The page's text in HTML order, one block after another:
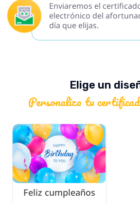
Enviaremos el
electrónico del
día que elijas.
Elige un
Personaliza tu
Feliz cumpleaños